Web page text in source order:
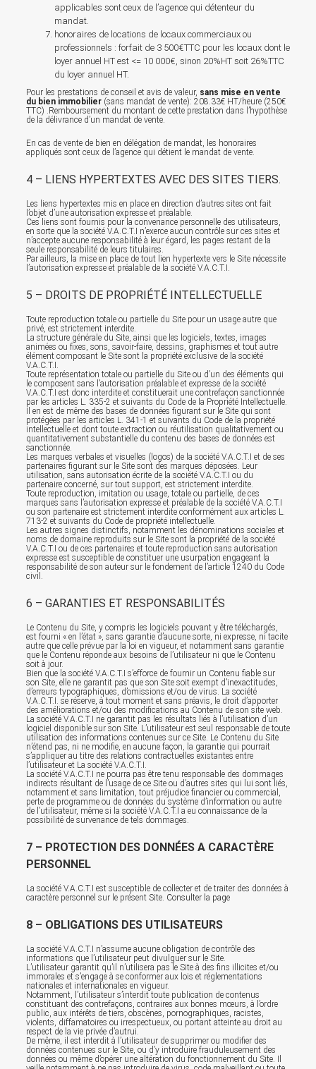
applicables sont ceux de l’agence qui détenteur du
mandat.
honoraires de locations de locaux commerciaux ou
professionnels : forfait de 3 500€TTC pour les locaux dont le
loyer annuel HT est <= 10 000€, sinon 20%HT soit 26%TTC
du loyer annuel HT.
Pour les prestations de conseil et avis de valeur, sans mise en vente
du bien immobilier (sans mandat de vente): 208.33€ HT/heure (250€
TTC) .Remboursement du montant de cette prestation dans l’hypothèse
de la délivrance d’un mandat de vente.
En cas de vente de bien en délégation de mandat, les honoraires
appliqués sont ceux de l’agence qui détient le mandat de vente.
4 – LIENS HYPERTEXTES AVEC DES SITES TIERS.
Les liens hypertextes mis en place en direction d’autres sites ont fait
l’objet d’une autorisation expresse et préalable.
Ces liens sont fournis pour la convenance personnelle des utilisateurs,
en sorte que la société V.A.C.T.I n’exerce aucun contrôle sur ces sites et
n’accepte aucune responsabilité à leur égard, les pages restant de la
seule responsabilité de leurs titulaires.
Par ailleurs, la mise en place de tout lien hypertexte vers le Site nécessite
l’autorisation expresse et préalable de la société V.A.C.T.I.
5 – DROITS DE PROPRIÉTÉ INTELLECTUELLE
Toute reproduction totale ou partielle du Site pour un usage autre que
privé, est strictement interdite.
La structure générale du Site, ainsi que les logiciels, textes, images
animées ou fixes, sons, savoir-faire, dessins, graphismes et tout autre
élément composant le Site sont la propriété exclusive de la société
V.A.C.T.I.
Toute représentation totale ou partielle du Site ou d’un des éléments qui
le composent sans l’autorisation préalable et expresse de la société
V.A.C.T.I est donc interdite et constituerait une contrefaçon sanctionnée
par les articles L. 335-2 et suivants du Code de la Propriété Intellectuelle.
Il en est de même des bases de données figurant sur le Site qui sont
protégées par les articles L. 341-1 et suivants du Code de la propriété
intellectuelle et dont toute extraction ou réutilisation qualitativement ou
quantitativement substantielle du contenu des bases de données est
sanctionnée.
Les marques verbales et visuelles (logos) de la société V.A.C.T.I et de ses
partenaires figurant sur le Site sont des marques déposées. Leur
utilisation, sans autorisation écrite de la société V.A.C.T.I ou du
partenaire concerné, sur tout support, est strictement interdite.
Toute reproduction, imitation ou usage, totale ou partielle, de ces
marques sans l’autorisation expresse et préalable de la société V.A.C.T.I
ou son partenaire est strictement interdite conformément aux articles L.
713-2 et suivants du Code de propriété intellectuelle.
Les autres signes distinctifs, notamment les dénominations sociales et
noms de domaine reproduits sur le Site sont la propriété de la société
V.A.C.T.I ou de ces partenaires et toute reproduction sans autorisation
expresse est susceptible de constituer une usurpation engageant la
responsabilité de son auteur sur le fondement de l’article 1240 du Code
civil.
6 – GARANTIES ET RESPONSABILITÉS
Le Contenu du Site, y compris les logiciels pouvant y être téléchargés,
est fourni « en l’état », sans garantie d’aucune sorte, ni expresse, ni tacite
autre que celle prévue par la loi en vigueur, et notamment sans garantie
que le Contenu réponde aux besoins de l’utilisateur ni que le Contenu
soit à jour.
Bien que la société V.A.C.T.I s’efforce de fournir un Contenu fiable sur
son Site, elle ne garantit pas que son Site soit exempt d’inexactitudes,
d’erreurs typographiques, d’omissions et/ou de virus. La société
V.A.C.T.I. se réserve, à tout moment et sans préavis, le droit d’apporter
des améliorations et/ou des modifications au Contenu de son site web.
La société V.A.C.T.I ne garantit pas les résultats liés à l’utilisation d’un
logiciel disponible sur son Site. L’utilisateur est seul responsable de toute
utilisation des informations contenues sur ce Site. Le Contenu du Site
n’étend pas, ni ne modifie, en aucune façon, la garantie qui pourrait
s’appliquer au titre des relations contractuelles existantes entre
l’utilisateur et La société V.A.C.T.I.
La société V.A.C.T.I ne pourra pas être tenu responsable des dommages
indirects résultant de l’usage de ce Site ou d’autres sites qui lui sont liés,
notamment et sans limitation, tout préjudice financier ou commercial,
perte de programme ou de données du système d’information ou autre
de l’utilisateur, même si la société V.A.C.T.I a eu connaissance de la
possibilité de survenance de tels dommages.
7 – PROTECTION DES DONNÉES A CARACTÈRE
PERSONNEL
La société V.A.C.T.I est susceptible de collecter et de traiter des données à
caractère personnel sur le présent Site. Consulter la page
8 – OBLIGATIONS DES UTILISATEURS
La société V.A.C.T.I n’assume aucune obligation de contrôle des
informations que l’utilisateur peut divulguer sur le Site.
L’utilisateur garantit qu’il n’utilisera pas le Site à des fins illicites et/ou
immorales et s’engage à se conformer aux lois et réglementations
nationales et internationales en vigueur.
Notamment, l’utilisateur s’interdit toute publication de contenus
constituant des contrefaçons, contraires aux bonnes mœurs, à l’ordre
public, aux intérêts de tiers, obscènes, pornographiques, racistes,
violents, diffamatoires ou irrespectueux, ou portant atteinte au droit au
respect de la vie privée d’autrui.
De même, il est interdit à l’utilisateur de supprimer ou modifier des
données contenues sur le Site, ou d’y introduire frauduleusement des
données ou même d’opérer une altération du fonctionnement du Site. Il